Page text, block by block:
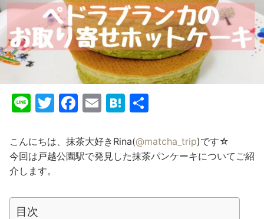
Li
e
T
itt
er
F
c
e
o
E
ai
l
H
e
n
こんにちは、抹茶大好きRina(@matcha_trip)です☆
今回は戸越公園駅で発見した抹茶パンケーキについてご紹
介します。
目次